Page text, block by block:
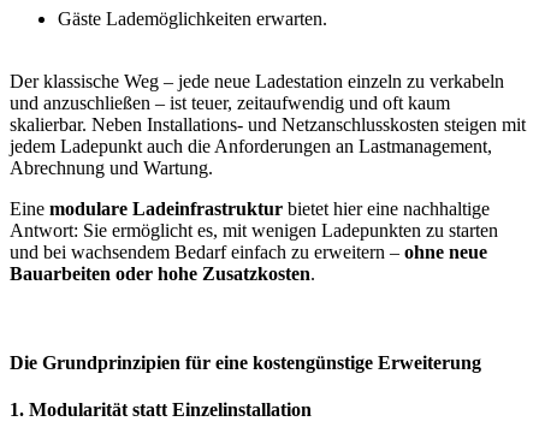
Gäste Lademöglichkeiten erwarten.
Der klassische Weg – jede neue Ladestation einzeln zu verkabeln
und anzuschließen – ist teuer, zeitaufwendig und oft kaum
skalierbar. Neben Installations- und Netzanschlusskosten steigen mit
jedem Ladepunkt auch die Anforderungen an Lastmanagement,
Abrechnung und Wartung.
Eine modulare Ladeinfrastruktur bietet hier eine nachhaltige
Antwort: Sie ermöglicht es, mit wenigen Ladepunkten zu starten
und bei wachsendem Bedarf einfach zu erweitern – ohne neue
Bauarbeiten oder hohe Zusatzkosten.
Die Grundprinzipien für eine kostengünstige Erweiterung
1. Modularität statt Einzelinstallation